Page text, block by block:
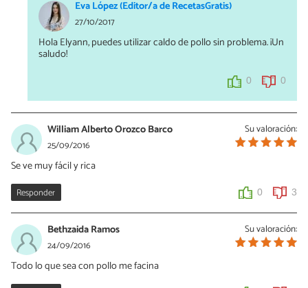
Eva López (Editor/a de RecetasGratis)
27/10/2017
Hola Elyann, puedes utilizar caldo de pollo sin problema. ¡Un
saludo!
0 0
Su valoración:
William Alberto Orozco Barco
25/09/2016
Se ve muy fácil y rica
Responder 0 3
Su valoración:
Bethzaida Ramos
24/09/2016
Todo lo que sea con pollo me facina